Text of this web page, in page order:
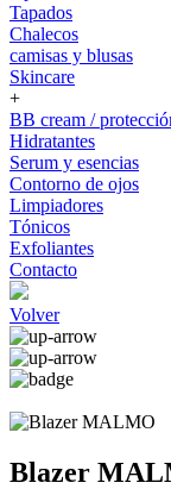
Tapados
Chalecos
camisas y blusas
Skincare
+
BB cream /
Hidratantes
Serum y esencias
Contorno de ojos
Limpiadores
Tónicos
Exfoliantes
Contacto
Volver
Blazer